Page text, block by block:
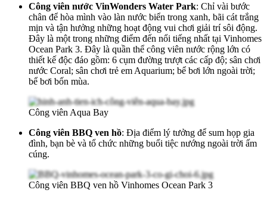
Công viên nước VinWonders Water Park: Chỉ vài bước
chân để hòa mình vào làn nước biển trong xanh, bãi cát trắng
mịn và tận hưởng những hoạt động vui chơi giải trí sôi động.
Đây là một trong những điểm đến nổi tiếng nhất tại Vinhomes
Ocean Park 3. Đây là quần thể công viên nước rộng lớn có
thiết kế độc đáo gồm: 6 cụm đường trượt các cấp độ; sân chơi
nước Coral; sân chơi trẻ em Aquarium; bể bơi lớn ngoài trời;
bể bơi bốn mùa.
Công viên Aqua Bay
Công viên BBQ ven hồ: Địa điểm lý tưởng để sum họp gia
đình, bạn bè và tổ chức những buổi tiệc nướng ngoài trời ấm
cúng.
Công viên BBQ ven hồ Vinhomes Ocean Park 3